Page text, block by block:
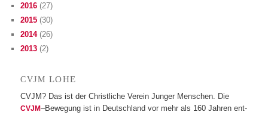
2016 (27)
2015 (30)
2014(26)
2013 (2)
CVJM LOHE
CVJM? Das ist der Christ­li­che Ver­ein Jun­ger Men­schen. Die
CVJM–Bewe­gung ist in Deutsch­land vor mehr als 160 Jah­ren ent­